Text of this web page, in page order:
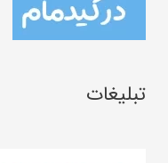
تبلیغات